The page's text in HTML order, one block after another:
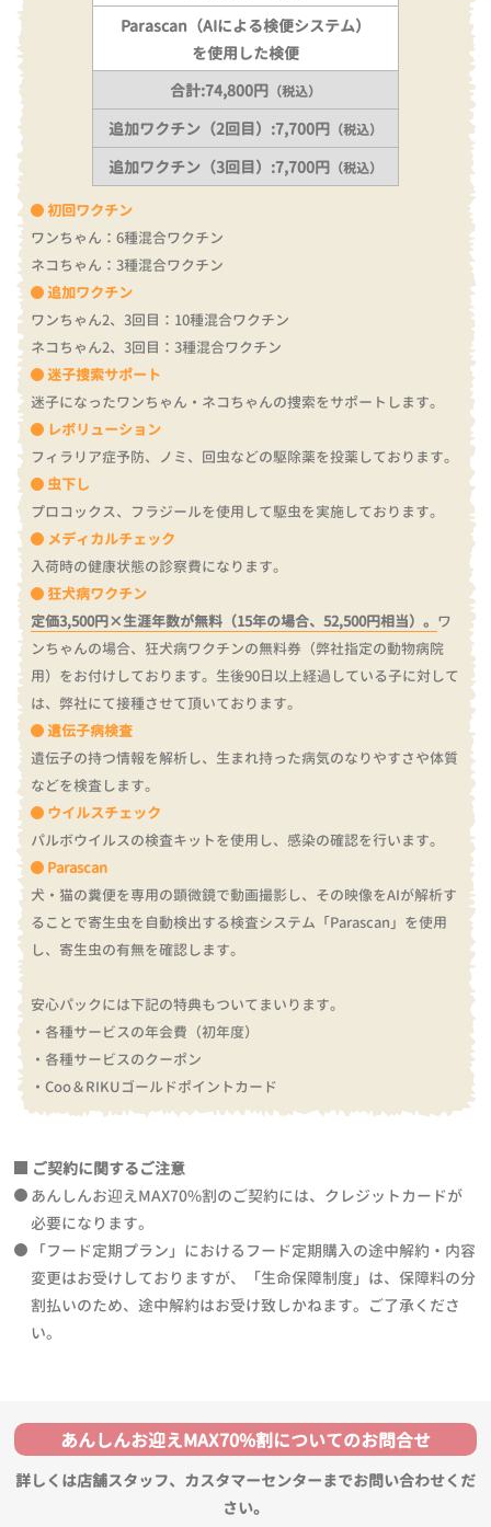
初回ワクチン
ワンちゃん：6種混合ワクチン
ネコちゃん：3種混合ワクチン
追加ワクチン
ワンちゃん2、3回目：10種混合ワクチン
ネコちゃん2、3回目：3種混合ワクチン
迷子捜索サポート
迷子になったワンちゃん・ネコちゃんの捜索をサポートします。
レボリューション
フィラリア症予防、ノミ、回虫などの駆除薬を投薬しております。
虫下し
プロコックス、フラジールを使用して駆虫を実施しております。
メディカルチェック
入荷時の健康状態の診察費になります。
狂犬病ワクチン
定価3,500円×生涯年数が無料（15年の場合、52,500円相当）。 ワ
ンちゃんの場合、狂犬病ワクチンの無料券（弊社指定の動物病院
用）をお付けしております。 生後90日以上経過している子に対して
は、弊社にて接種させて頂いております。
遺伝子病検査
遺伝子の持つ情報を解析し、生まれ持った病気のなりやすさや体質
などを検査します。
ウイルスチェック
パルボウイルスの検査キットを使用し、感染の確認を行います。
Parascan
犬・猫の糞便を専用の顕微鏡で動画撮影し、その映像をAIが解析す
ることで寄生虫を自動検出する検査システム「Parascan」を使用
し、寄生虫の有無を確認します。
安心パックには下記の特典もついてまいります。
・各種サービスの年会費（初年度）
・各種サービスのクーポン
・Coo＆RIKUゴールドポイントカード
Parascan（AIによる検便システム）
を使用した検便
合計:74,800円 （税込）
追加ワクチン（2回目）:7,700円 （税込）
追加ワクチン（3回目）:7,700円 （税込）
ご契約に関するご注意
あんしんお迎えMAX70%割のご契約には、クレジットカードが
必要になります。
「フード定期プラン」におけるフード定期購入の途中解約・内容
変更はお受けしておりますが、「生命保障制度」は、保障料の分
割払いのため、途中解約はお受け致しかねます。ご了承くださ
い。
あんしんお迎えMAX70%割についてのお問合せ
詳しくは店舗スタッフ、カスタマーセンターまでお問い合わせくだ
さい。